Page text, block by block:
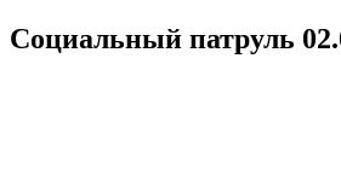
Социальный патруль